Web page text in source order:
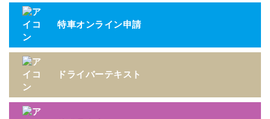
特車オンライン申請
ドライバーテキスト